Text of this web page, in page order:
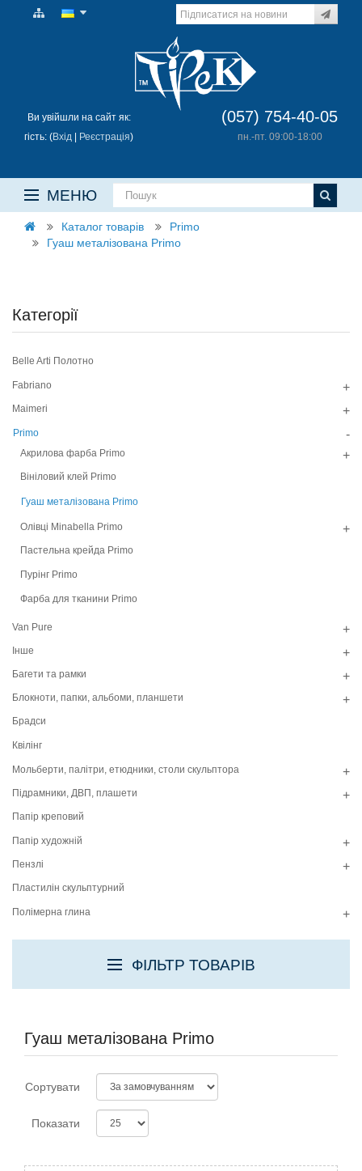
Ви увійшли на сайт як:
гість: (Вхід | Реєстрація)
(057) 754-40-05
пн.-пт. 09:00-18:00
МЕНЮ
Каталог товарів
Primo
Гуаш металізована Primo
Категорії
Belle Arti Полотно
+
Fabriano
+
Maimeri
-
Primo
+
Акрилова фарба Primo
Вініловий клей Primo
Гуаш металізована Primo
+
Олівці Minabella Primo
Пастельна крейда Primo
Пурінг Primo
Фарба для тканини Primo
+
Van Pure
+
Інше
+
Багети та рамки
+
Блокноти, папки, альбоми, планшети
Брадси
Квілінг
+
Мольберти, палітри, етюдники, столи скульптора
+
Підрамники, ДВП, плашети
Папір креповий
+
Папір художній
+
Пензлі
Пластилін скульптурний
+
Полімерна глина
ФІЛЬТР ТОВАРІВ
Гуаш металізована Primo
Сортувати
Показати